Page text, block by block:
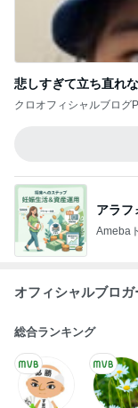
悲しすぎて立ち直れな
クロオフィシャルブログ
アラフ
Ameba
オフィシャルブロ
総合ランキング